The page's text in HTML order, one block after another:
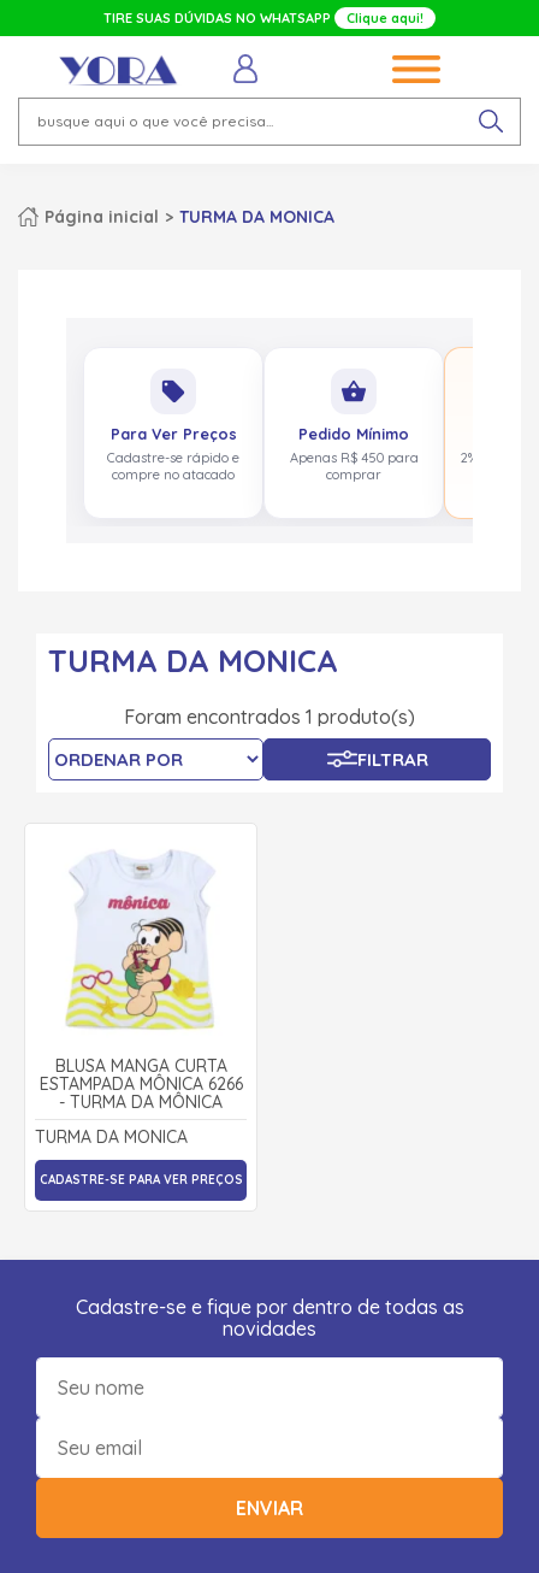
TIRE SUAS DÚVIDAS NO WHATSAPP Clique aqui!
Página inicial TURMA DA MONICA
local_offer
Para Ver Preços
Cadastre-se rápido e
compre no atacado
shopping_basket
Pedido Mínimo
Apenas R$ 450 para
comprar
2% de volta
TURMA DA MONICA
Foram encontrados 1 produto(s)
FILTRAR
BLUSA MANGA CURTA
ESTAMPADA MÔNICA 6266
- TURMA DA MÔNICA
TURMA DA MONICA
CADASTRE-SE PARA VER PREÇOS
Cadastre-se e fique por dentro de todas as
novidades
ENVIAR